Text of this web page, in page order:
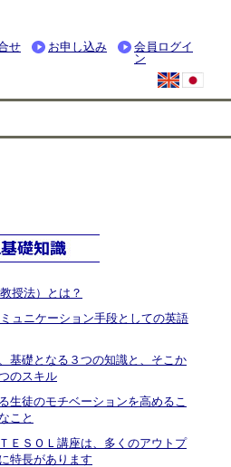
せ お申し込み
会員ログイ
ン
授法）とは？
ュニケーション手段としての英語
基礎となる３つの知識と、そこか
のスキル
生徒のモチベーションを高めるこ
こと
ＥＳＯＬ講座は、多くのアウトプ
特長があります